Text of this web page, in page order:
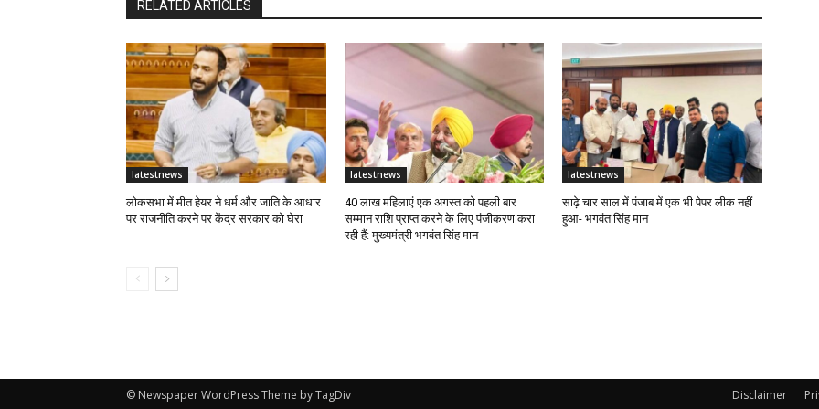
RELATED ARTICLES
latestnews
लोकसभा में मीत हेयर ने धर्म और जाति के आधार
पर राजनीति करने पर केंद्र सरकार को घेरा
latestnews
40 लाख महिलाएं एक अगस्त को पहली बार
सम्मान राशि प्राप्त करने के लिए पंजीकरण करा
रही हैं: मुख्यमंत्री भगवंत सिंह मान
latestnews
साढ़े चार साल में पंजाब में एक भी पेपर लीक नहीं
हुआ- भगवंत सिंह मान
Disclaimer
© Newspaper WordPress Theme by TagDiv